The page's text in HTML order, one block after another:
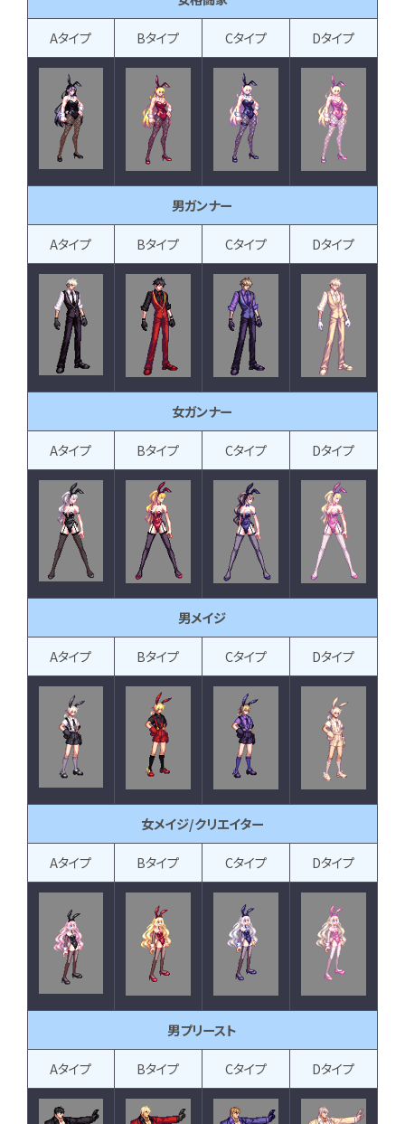
Aタイプ Bタイプ Cタイプ Dタイプ
男ガンナー
Aタイプ Bタイプ Cタイプ Dタイプ
女ガンナー
Aタイプ Bタイプ Cタイプ Dタイプ
男メイジ
Aタイプ Bタイプ Cタイプ Dタイプ
女メイジ/クリエイター
Aタイプ Bタイプ Cタイプ Dタイプ
男プリースト
Aタイプ Bタイプ Cタイプ Dタイプ